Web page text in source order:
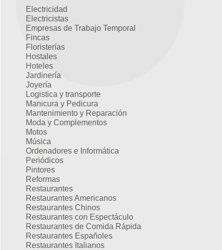
Electricidad
Electricistas
Empresas de Trabajo Temporal
Fincas
Floristerías
Hostales
Hoteles
Jardinería
Joyería
Logistica y transporte
Manicura y Pedicura
Mantenimiento y Reparación
Moda y Complementos
Motos
Música
Ordenadores e Informática
Periódicos
Pintores
Reformas
Restaurantes
Restaurantes Americanos
Restaurantes Chinos
Restaurantes con Espectáculo
Restaurantes de Comida Rápida
Restaurantes Españoles
Restaurantes Italianos